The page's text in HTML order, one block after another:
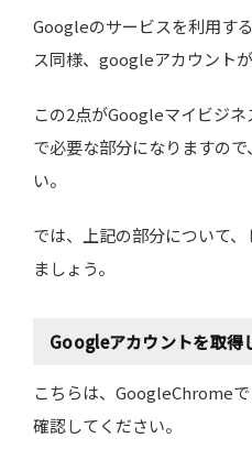
Googleのサービスを利用す
ス同様、googleアカウント
この2点がGoogleマイビジ
で必要な部分になりますの
い。
では、上記の部分について
ましょう。
Googleアカウントを取得
こちらは、GoogleChrome
確認してください。